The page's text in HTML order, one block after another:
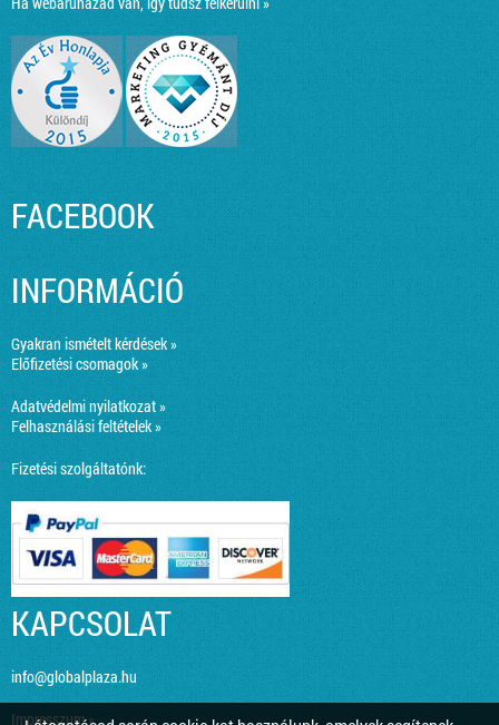
FACEBOOK
INFORMÁCIÓ
Gyakran ismételt kérdések »
Előfizetési csomagok »
Adatvédelmi nyilatkozat »
Felhasználási feltételek »
Fizetési szolgáltatónk:
KAPCSOLAT
info@globalplaza.hu
Impresszum »